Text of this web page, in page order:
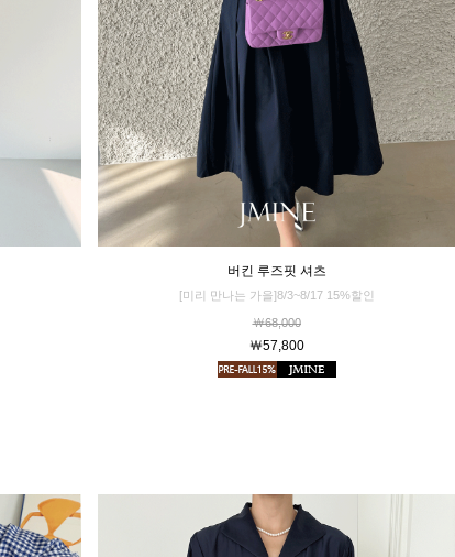
버킨 루즈핏 셔츠
[미리 만나는 가을]8/3~8/17 15%할인
￦68,000
￦57,800